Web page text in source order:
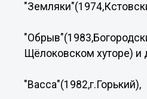
Щёлоковском хуторе) и
"Васса"(1982,г.Горький),